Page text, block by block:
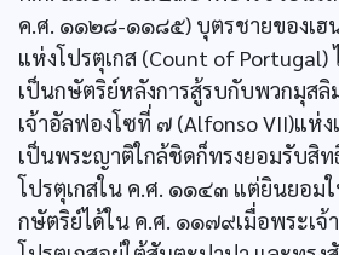
ค.ศ. ๑๑๒๘-๑๑๘๕) บุตรชายของเฮ
แห่งโปรตุเกส (Count of Portugal)
เป็นกษัตริย์หลังการสู้รบกับพวกมุส
เจ้าอัลฟองโซที่ ๗ (Alfonso VII)แห่ง
เป็นพระญาติใกล้ชิดก็ทรงยอมรับสิท
โปรตุเกสใน ค.ศ. ๑๑๔๓ แต่ยินยอม
กษัตริย์ได้ใน ค.ศ. ๑๑๗๙เมื่อพระเจ้